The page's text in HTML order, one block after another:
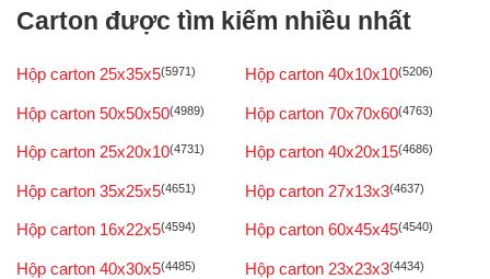
Carton được tìm kiếm nhiều nhất
Hộp carton 25x35x5(5971) Hộp carton 40x10x10(5206)
Hộp carton 50x50x50(4989) Hộp carton 70x70x60(4763)
Hộp carton 25x20x10(4731) Hộp carton 40x20x15(4686)
Hộp carton 35x25x5(4651) Hộp carton 27x13x3(4637)
Hộp carton 16x22x5(4594) Hộp carton 60x45x45(4540)
Hộp carton 40x30x5(4485) Hộp carton 23x23x3(4434)